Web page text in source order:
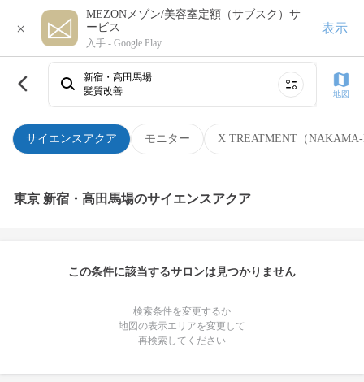
×
MEZONメゾン/美容室定額（サブスク）サ
ービス
入手 - Google Play
表示
サイエンスアクア モニター X TREATMENT（
新宿・高田馬場
髪質改善
地図
東京 新宿・高田馬場のサイエンスアクア
この条件に該当するサロンは見つかりません
検索条件を変更するか
地図の表示エリアを変更して
再検索してください